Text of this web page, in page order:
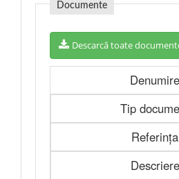
Documente
Descarcă toate
Denumire
Tip
Referința
Descriere